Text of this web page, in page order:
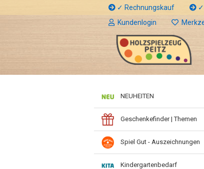
✓ Rechnungskauf
Kundenlogin
NEUHEITEN
Geschenkefinder | Themen
Spiel Gut - Auszeichnungen
Kindergartenbedarf